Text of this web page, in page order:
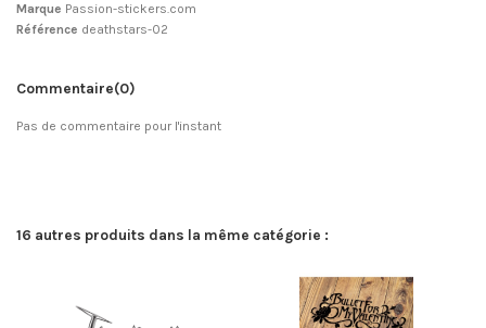
Marque Passion-stickers.com
Référence deathstars-02
Commentaire(0)
Pas de commentaire pour l'instant
16 autres produits dans la même catégorie :